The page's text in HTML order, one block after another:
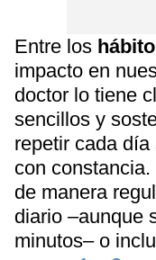
Entre los
impacto en
doctor lo tiene
sencillos y
repetir cada
con constancia.
de manera
diario –aunque
minutos– o